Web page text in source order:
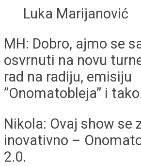
Luka Marijanović
MH: Dobro, ajmo se
osvrnuti na novu
rad na radiju, emisiju
”Onomatobleja” i
Nikola: Ovaj show se
inovativno –
2.0.